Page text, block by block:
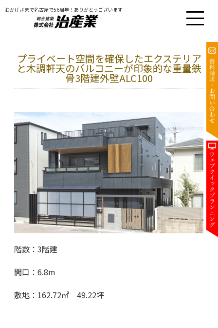
おかげさまで名古屋で56周年！ありがとうございます
プライベート空間を確保したエクステリア
と木調軒天のバルコニーが印象的な重量鉄
骨3階建外壁ALC100
階数：3階建
間口：6.8m
敷地：162.72㎡ 49.22坪